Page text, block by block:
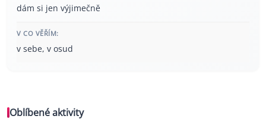
dám si jen výjimečně
V CO VĚŘÍM:
v sebe, v osud
Oblíbené aktivity